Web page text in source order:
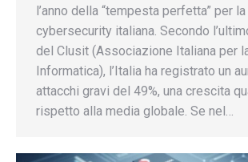
l’anno della “tempesta perfetta” per la
cybersecurity italiana. Secondo
del Clusit (Associazione Italiana per
Informatica), l’Italia ha registrato un
attacchi gravi del 49%, una crescita
rispetto alla media globale. Se nel…